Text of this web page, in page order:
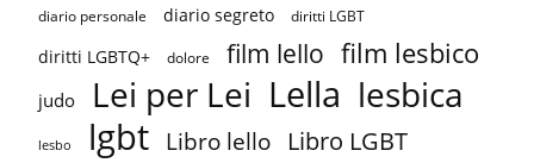
diario personale
diario segreto diritti LGBT
diritti LGBTQ+ dolore film lello film lesbico
judo Lei per Lei Lella lesbica
lesbo lgbt Libro lello Libro LGBT